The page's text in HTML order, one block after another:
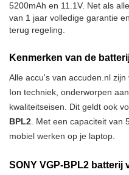
5200mAh en 11.1V. Net als
van 1 jaar volledige garantie
terug regeling.
Kenmerken van de
Alle accu's van accuden.nl
Ion techniek, onderworpen
kwaliteitseisen. Dit geldt ook
BPL2 . Met een capaciteit van
mobiel werken op je laptop.
SONY VGP-BPL2 batterij